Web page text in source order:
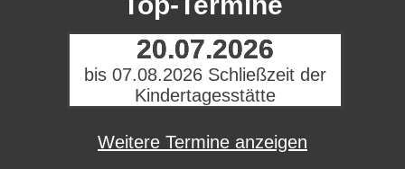
20.07.2026
bis 07.08.2026 Schließzeit der
Kindertagesstätte
Weitere Termine anzeigen